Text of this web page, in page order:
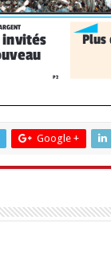
Google +